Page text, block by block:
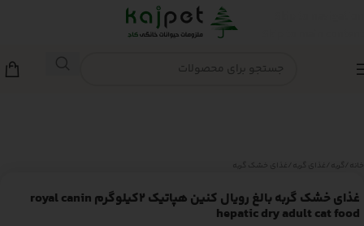
خانه گربه غذای گربه غذای خشک گربه
غذای خشک گربه بالغ رویال کنین هپاتیک 2کیلوگرم royal canin
hepatic dry adult cat food